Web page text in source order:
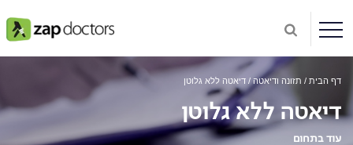
דף הבית תזונה ודיאטה דיאטה ללא גלוטן
דיאטה ללא גלוטן
עוד בתחום